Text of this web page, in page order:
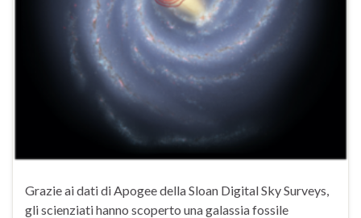
Grazie ai dati di Apogee della Sloan Digital Sky Surveys,
gli scienziati hanno scoperto una galassia fossile